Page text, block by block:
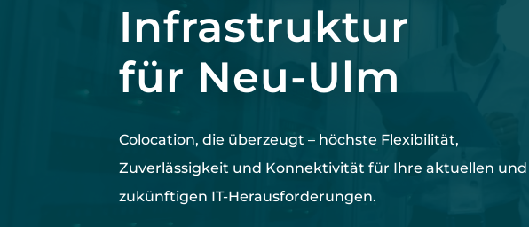
Infrastruktur
für Neu-Ulm
Colocation, die überzeugt – höchste Flexibilität,
Zuverlässigkeit und Konnektivität für Ihre aktuellen und
zukünftigen IT-Herausforderungen.